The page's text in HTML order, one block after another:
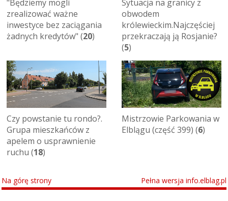
"Będziemy mogli
zrealizować ważne
inwestyce bez zaciągania
żadnych kredytów" (20)
Sytuacja na granicy z
obwodem
królewieckim.Najczęściej
przekraczają ją Rosjanie?
(5)
Czy powstanie tu rondo?.
Grupa mieszkańców z
apelem o usprawnienie
ruchu (18)
Mistrzowie Parkowania w
Elblągu (część 399) (6)
Na górę strony Pełna wersja info.elblag.pl